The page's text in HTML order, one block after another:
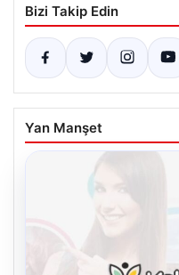
Bizi Takip Edin
Yan Manşet